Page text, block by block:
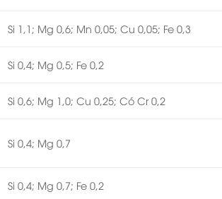
Si 1,1; Mg 0,6; Mn 0,05; Cu 0,05; Fe 0,3
Si 0,4; Mg 0,5; Fe 0,2
Si 0,6; Mg 1,0; Cu 0,25; Có Cr 0,2
Si 0,4; Mg 0,7
Si 0,4; Mg 0,7; Fe 0,2